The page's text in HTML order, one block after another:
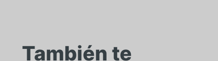
También te